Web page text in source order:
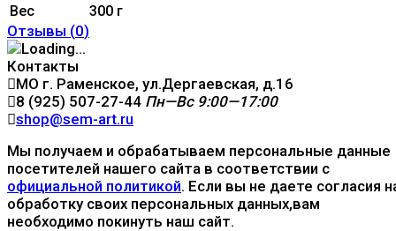
Вес
300 г
Отзывы (0)
Контакты
МО г. Раменское, ул.Дергаевская, д.16
8 (925) 507-27-44 Пн—Вс 9:00—17:00
shop@sem-art.ru
Мы получаем и обрабатываем персональные данные
посетителей нашего сайта в соответствии с
официальной политикой. Если вы не даете согласия
обработку своих персональных данных,вам
необходимо покинуть наш сайт.